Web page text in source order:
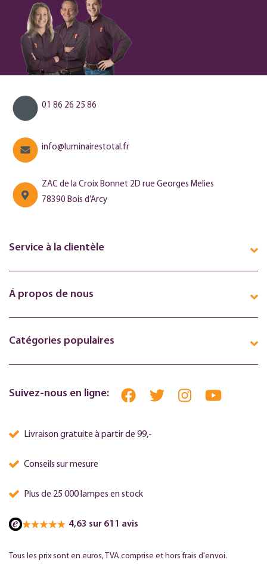
01 86 26 25 86
info@luminairestotal.fr
ZAC de la Croix Bonnet 2D rue Georges Melies
78390 Bois d’Arcy
Service à la clientèle
Á propos de nous
Catégories populaires
Suivez-nous en ligne:
Livraison gratuite à partir de 99,-
Conseils sur mesure
Plus de 25 000 lampes en stock
4,63 sur 611 avis
Tous les prix sont en euros, TVA comprise et hors frais d'envoi.